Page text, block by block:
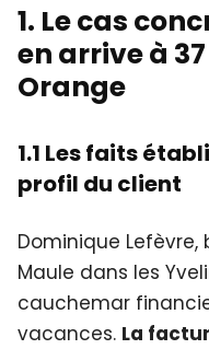
1. Le cas
en arrive à
Orange
1.1 Les faits
profil du client
Dominique
Maule dans les
cauchemar
vacances. La